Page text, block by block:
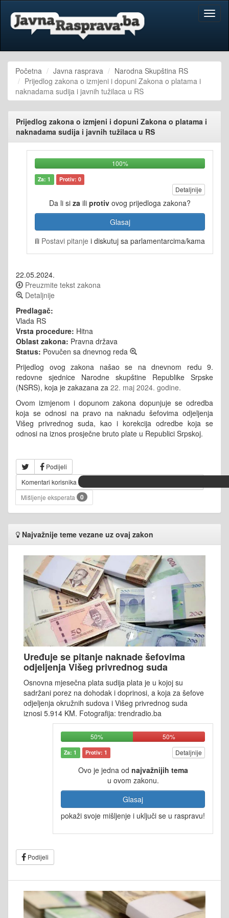
Početna Javna rasprava
Narodna Skupština RS
Prijedlog zakona o izmjeni i dopuni Zakona o platama i
naknadama sudija i javnih tužilaca u RS
Prijedlog zakona o izmjeni i dopuni Zakona o platama i
naknadama sudija i javnih tužilaca u RS
100%
Za: 1 Protiv: 0
Detaljnije
Da li si za ili protiv ovog prijedloga zakona?
Glasaj
ili Postavi pitanje i diskutuj sa parlamentarcima/kama
22.05.2024.
Preuzmite tekst zakona
Detaljnije
Predlagač:
Vlada RS
Vrsta procedure: Hitna
Oblast zakona: Pravna država
Status: Povučen sa dnevnog reda
Prijedlog ovog zakona našao se na dnevnom redu 9.
redovne sjednice Narodne skupštine Republike Srpske
(NSRS), koja je zakazana za 22. maj 2024. godine.
Ovom izmjenom i dopunom zakona dopunjuje se odredba
koja se odnosi na pravo na naknadu šefovima odjeljenja
Višeg privrednog suda, kao i korekcija odredbe koja se
odnosi na iznos prosječne bruto plate u Republici Srpskoj.
Podijeli
Komentari korisnika
Mišljenje eksperata
0
Najvažnije teme vezane uz ovaj zakon
Uređuje se pitanje naknade šefovima
odjeljenja Višeg privrednog suda
Osnovna mjesečna plata sudija plata je u kojoj su
sadržani porez na dohodak i doprinosi, a koja za šefove
odjeljenja okružnih sudova i Višeg privrednog suda
iznosi 5.914 KM. Fotografija: trendradio.ba
50% 50%
Za: 1 Protiv: 1 Detaljnije
Ovo je jedna od najvažnijih tema
u ovom zakonu.
Glasaj
pokaži svoje mišljenje i uključi se u raspravu!
Podijeli